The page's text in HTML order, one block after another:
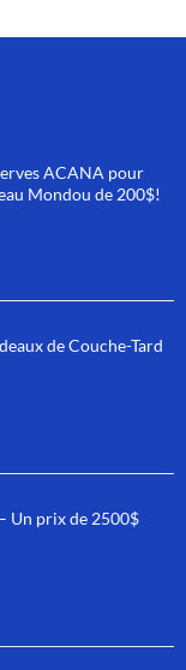
ACANA pour
Mondou de 200$!
de Couche-Tard
Un prix de 2500$